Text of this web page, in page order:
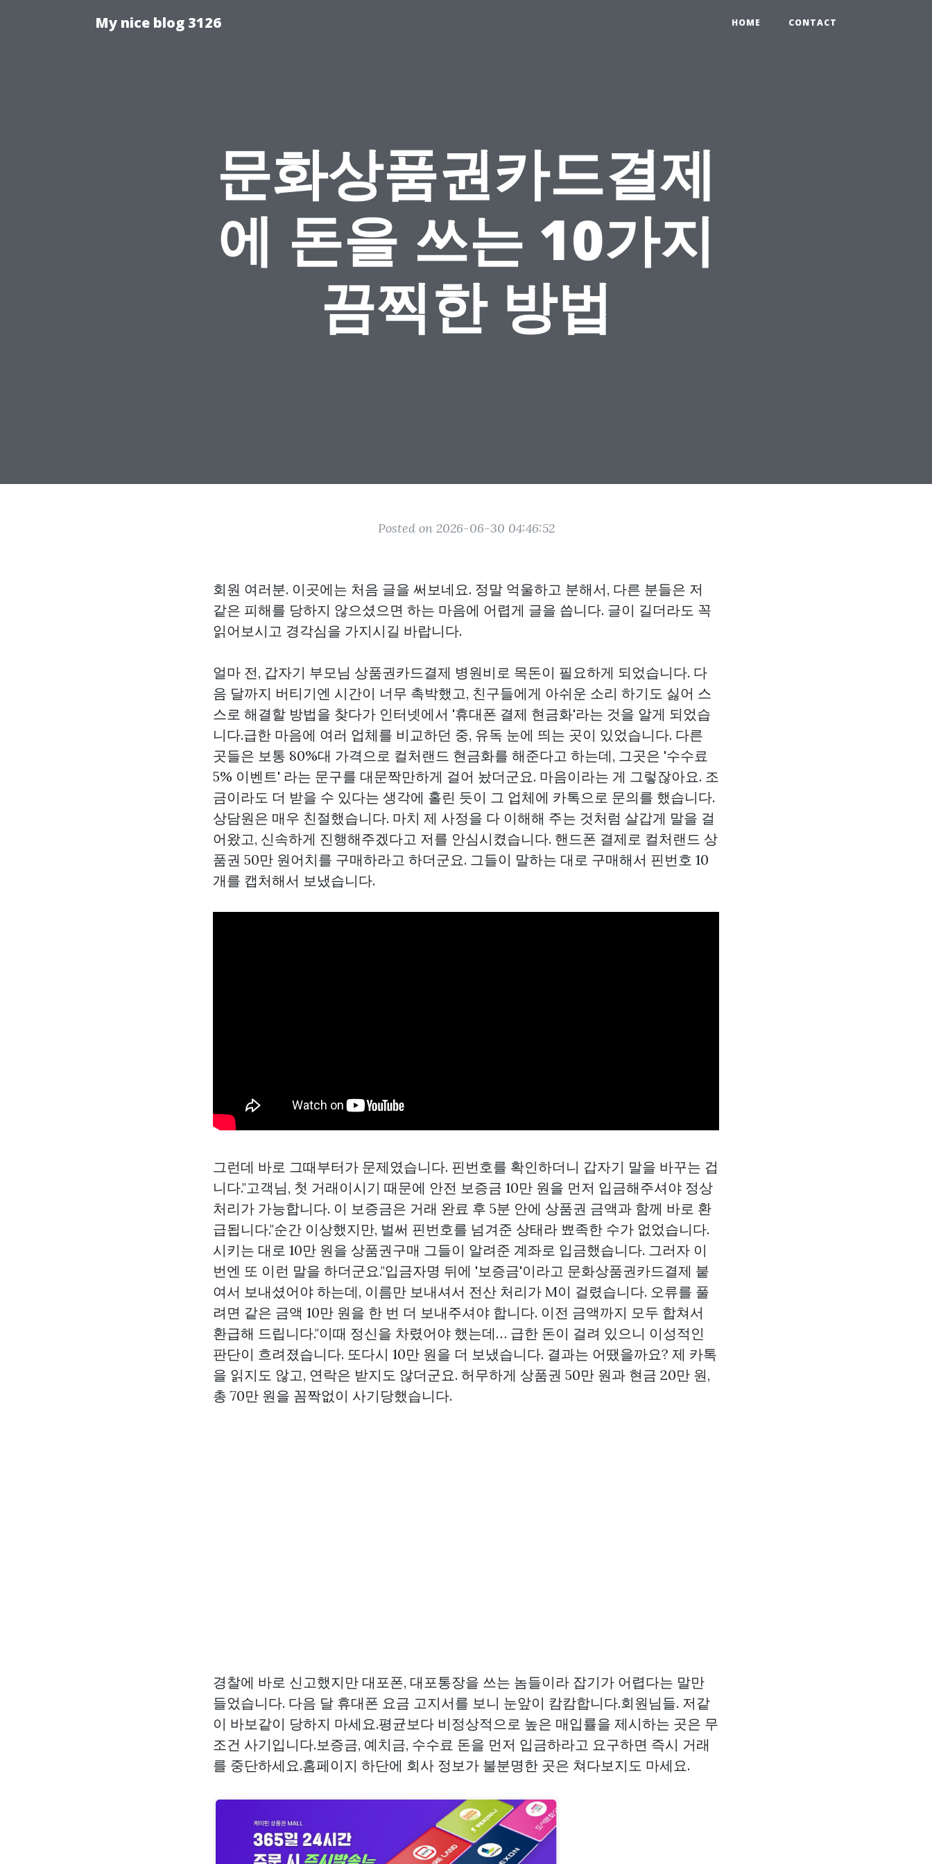
My nice blog 3126 HOME CONTACT
문화상품권카드결제
에 돈을 쓰는 10가지
끔찍한 방법
Posted on 2026-06-30 04:46:52
회원 여러분. 이곳에는 처음 글을 써보네요. 정말 억울하고 분해서, 다른 분들은 저
같은 피해를 당하지 않으셨으면 하는 마음에 어렵게 글을 씁니다. 글이 길더라도 꼭
읽어보시고 경각심을 가지시길 바랍니다.
얼마 전, 갑자기 부모님 상품권카드결제 병원비로 목돈이 필요하게 되었습니다. 다
음 달까지 버티기엔 시간이 너무 촉박했고, 친구들에게 아쉬운 소리 하기도 싫어 스
스로 해결할 방법을 찾다가 인터넷에서 '휴대폰 결제 현금화'라는 것을 알게 되었습
니다.급한 마음에 여러 업체를 비교하던 중, 유독 눈에 띄는 곳이 있었습니다. 다른
곳들은 보통 80%대 가격으로 컬처랜드 현금화를 해준다고 하는데, 그곳은 '수수료
5% 이벤트' 라는 문구를 대문짝만하게 걸어 놨더군요. 마음이라는 게 그렇잖아요. 조
금이라도 더 받을 수 있다는 생각에 홀린 듯이 그 업체에 카톡으로 문의를 했습니다.
상담원은 매우 친절했습니다. 마치 제 사정을 다 이해해 주는 것처럼 살갑게 말을 걸
어왔고, 신속하게 진행해주겠다고 저를 안심시켰습니다. 핸드폰 결제로 컬처랜드 상
품권 50만 원어치를 구매하라고 하더군요. 그들이 말하는 대로 구매해서 핀번호 10
개를 캡처해서 보냈습니다.
그런데 바로 그때부터가 문제였습니다. 핀번호를 확인하더니 갑자기 말을 바꾸는 겁
니다."고객님, 첫 거래이시기 때문에 안전 보증금 10만 원을 먼저 입금해주셔야 정상
처리가 가능합니다. 이 보증금은 거래 완료 후 5분 안에 상품권 금액과 함께 바로 환
급됩니다."순간 이상했지만, 벌써 핀번호를 넘겨준 상태라 뾰족한 수가 없었습니다.
시키는 대로 10만 원을 상품권구매 그들이 알려준 계좌로 입금했습니다. 그러자 이
번엔 또 이런 말을 하더군요."입금자명 뒤에 '보증금'이라고 문화상품권카드결제 붙
여서 보내셨어야 하는데, 이름만 보내셔서 전산 처리가 M이 걸렸습니다. 오류를 풀
려면 같은 금액 10만 원을 한 번 더 보내주셔야 합니다. 이전 금액까지 모두 합쳐서
환급해 드립니다."이때 정신을 차렸어야 했는데… 급한 돈이 걸려 있으니 이성적인
판단이 흐려졌습니다. 또다시 10만 원을 더 보냈습니다. 결과는 어땠을까요? 제 카톡
을 읽지도 않고, 연락은 받지도 않더군요. 허무하게 상품권 50만 원과 현금 20만 원,
총 70만 원을 꼼짝없이 사기당했습니다.
경찰에 바로 신고했지만 대포폰, 대포통장을 쓰는 놈들이라 잡기가 어렵다는 말만
들었습니다. 다음 달 휴대폰 요금 고지서를 보니 눈앞이 캄캄합니다.회원님들. 저같
이 바보같이 당하지 마세요.평균보다 비정상적으로 높은 매입률을 제시하는 곳은 무
조건 사기입니다.보증금, 예치금, 수수료 돈을 먼저 입금하라고 요구하면 즉시 거래
를 중단하세요.홈페이지 하단에 회사 정보가 불분명한 곳은 쳐다보지도 마세요.